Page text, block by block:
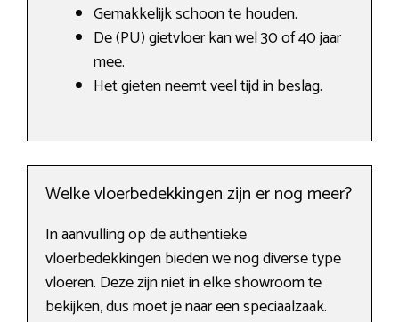
Gemakkelijk schoon te houden.
De (PU) gietvloer kan wel 30 of 40 jaar
mee.
Het gieten neemt veel tijd in beslag.
Welke vloerbedekkingen zijn er nog meer?
In aanvulling op de authentieke
vloerbedekkingen bieden we nog diverse type
vloeren. Deze zijn niet in elke showroom te
bekijken, dus moet je naar een speciaalzaak.